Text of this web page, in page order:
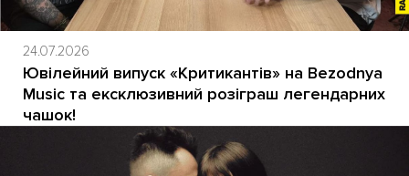
24.07.2026
Ювілейний випуск «Критикантів» на Bezodnya
Music та ексклюзивний розіграш легендарних
чашок!